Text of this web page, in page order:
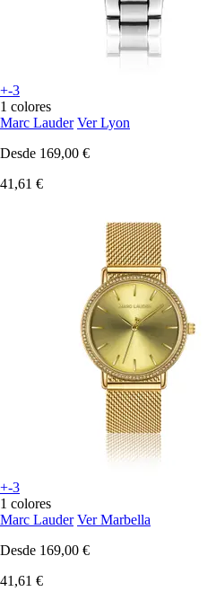
+-3
1 colores
Marc Lauder Ver Lyon
Desde 169,00 €
41,61 €
+-3
1 colores
Marc Lauder Ver Marbella
Desde 169,00 €
41,61 €